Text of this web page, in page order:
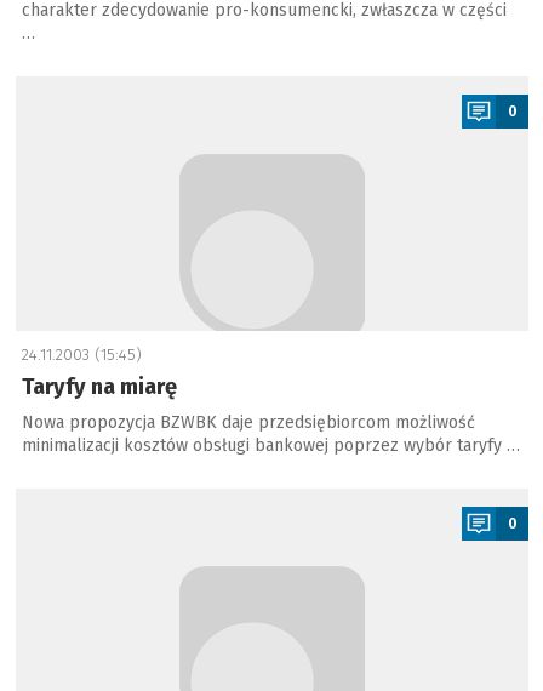
charakter zdecydowanie pro-konsumencki, zwłaszcza w części
…
0
24.11.2003 (15:45)
Taryfy na miarę
Nowa propozycja BZWBK daje przedsiębiorcom możliwość
minimalizacji kosztów obsługi bankowej poprzez wybór taryfy …
0